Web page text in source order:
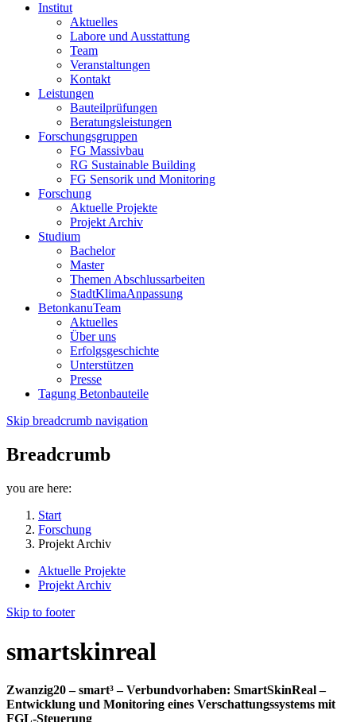
Institut
Aktuelles
Labore und Ausstattung
Team
Veranstaltungen
Kontakt
Leistungen
Bauteilprüfungen
Beratungsleistungen
Forschungsgruppen
FG Massivbau
RG Sustainable Building
FG Sensorik und Monitoring
Forschung
Aktuelle Projekte
Projekt Archiv
Studium
Bachelor
Master
Themen Abschlussarbeiten
StadtKlimaAnpassung
BetonkanuTeam
Aktuelles
Über uns
Erfolgsgeschichte
Unterstützen
Presse
Tagung Betonbauteile
Skip breadcrumb navigation
Breadcrumb
you are here:
Start
Forschung
Projekt Archiv
Aktuelle Projekte
Projekt Archiv
Skip to footer
smartskinreal
Zwanzig20 – smart³ – Verbundvorhaben: SmartSkinReal –
Entwicklung und Monitoring eines Verschattungssystems mit
FGL-Steuerung